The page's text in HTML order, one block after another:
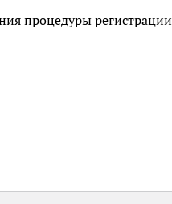
процедуры регистрации